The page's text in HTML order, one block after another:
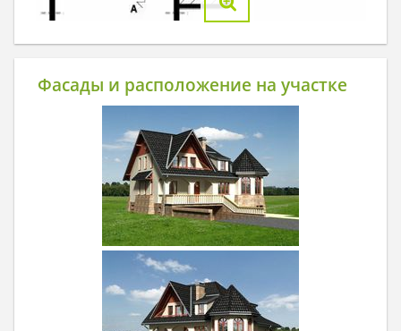
Фасады и расположение на участке